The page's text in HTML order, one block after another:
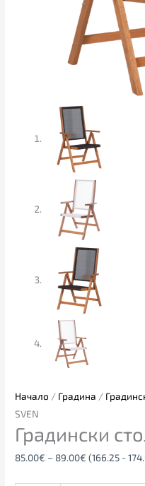
Начало / Градина /
SVEN
Градински
85.00€ – 89.00€ (166.25 -